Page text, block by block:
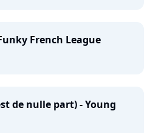
French League
de nulle part) - Young